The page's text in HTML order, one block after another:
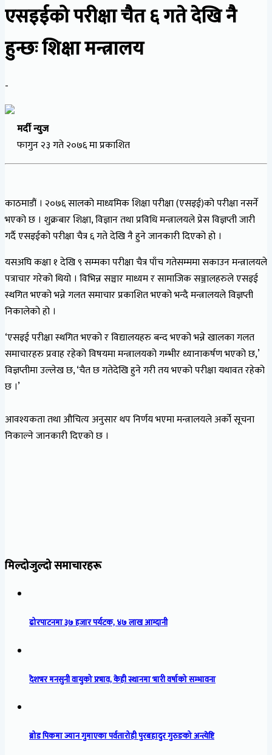
एसइईको परीक्षा चैत ६ गते देखि नै
हुन्छः शिक्षा मन्त्रालय
-
मर्दी न्युज
फागुन २३ गते २०७६ मा प्रकाशित
काठमाडौं । २०७६ सालको माध्यमिक शिक्षा परीक्षा (एसइई)को परीक्षा नसर्ने
भएको छ । शुक्रबार शिक्षा, विज्ञान तथा प्रविधि मन्त्रालयले प्रेस विज्ञप्ती जारी
गर्दै एसइईको परीक्षा चैत्र ६ गते देखि नै हुने जानकारी दिएको हो ।
यसअघि कक्षा १ देखि ९ सम्मका परीक्षा चैत्र पाँच गतेसम्ममा सकाउन मन्त्रालयले
पत्राचार गरेको थियो । विभिन्न सञ्चार माध्यम र सामाजिक सञ्जालहरुले एसइई
स्थगित भएको भन्ने गलत समाचार प्रकाशित भएको भन्दै मन्त्रालयले विज्ञप्ती
निकालेको हो ।
‘एसइई परीक्षा स्थगित भएको र विद्यालयहरु बन्द भएको भन्ने खालका गलत
समाचारहरु प्रवाह रहेको विषयमा मन्त्रालयको गम्भीर ध्यानाकर्षण भएको छ,’
विज्ञप्तीमा उल्लेख छ, ‘चैत छ गतेदेखि हुने गरी तय भएको परीक्षा यथावत रहेको
छ ।’
आवश्यकता तथा औचित्य अनुसार थप निर्णय भएमा मन्त्रालयले अर्को सूचना
निकाल्ने जानकारी दिएको छ ।
मिल्दोजुल्दो समाचारहरू
ढोरपाटनमा ३७ हजार पर्यटक, ४७ लाख आम्दानी
देशभर मनसुनी वायुको प्रभाव, केही स्थानमा भारी वर्षाको सम्भावना
ब्रोड पिकमा ज्यान गुमाएका पर्वतारोही पुरबहादुर गुरुङको अन्त्येष्टि